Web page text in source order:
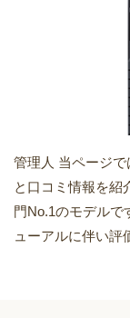
管理人 当ページ
と口コミ情報を紹
門No.1のモデルで
ューアルに伴い